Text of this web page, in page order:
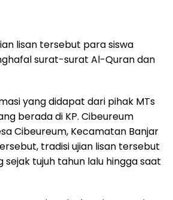
lisan tersebut para siswa
surat-surat Al-Quran dan
yang didapat dari pihak MTs
berada di KP. Cibeureum
Cibeureum, Kecamatan Banjar
tradisi ujian lisan tersebut
sejak tujuh tahun lalu hingga saat